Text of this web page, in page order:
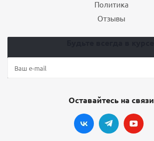
Политика
Отзывы
Оставайтесь на связи